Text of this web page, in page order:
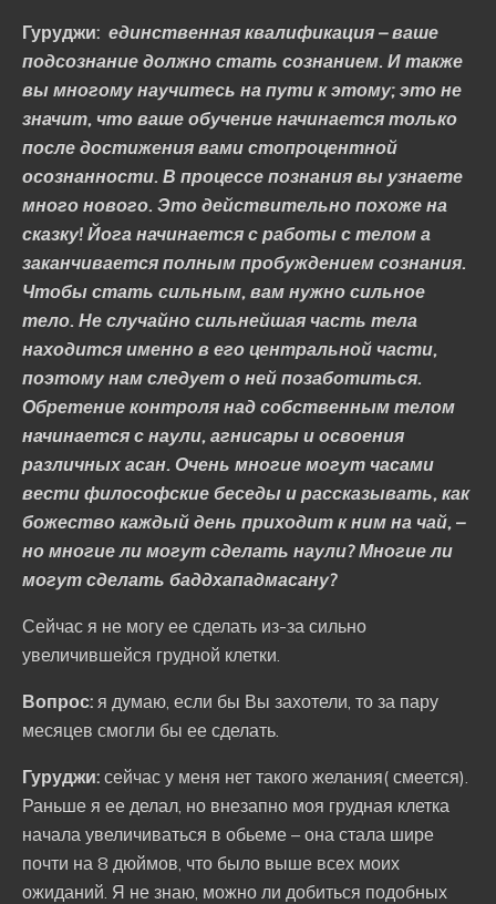
Гуруджи: единственная квалификация – ваше
подсознание должно стать сознанием. И также
вы многому научитесь на пути к этому; это не
значит, что ваше обучение начинается только
после достижения вами стопроцентной
осознанности. В процессе познания вы узнаете
много нового. Это действительно похоже на
сказку! Йога начинается с работы с телом а
заканчивается полным пробуждением сознания.
Чтобы стать сильным, вам нужно сильное
тело. Не случайно сильнейшая часть тела
находится именно в его центральной части,
поэтому нам следует о ней позаботиться.
Обретение контроля над собственным телом
начинается с наули, агнисары и освоения
различных асан. Очень многие могут часами
вести философские беседы и рассказывать, как
божество каждый день приходит к ним на чай, –
но многие ли могут сделать наули? Многие ли
могут сделать баддхападмасану?
Сейчас я не могу ее сделать из-за сильно
увеличившейся грудной клетки.
Вопрос: я думаю, если бы Вы захотели, то за пару
месяцев смогли бы ее сделать.
Гуруджи: сейчас у меня нет такого желания( смеется).
Раньше я ее делал, но внезапно моя грудная клетка
начала увеличиваться в обьеме – она стала шире
почти на 8 дюймов, что было выше всех моих
ожиданий. Я не знаю, можно ли добиться подобных